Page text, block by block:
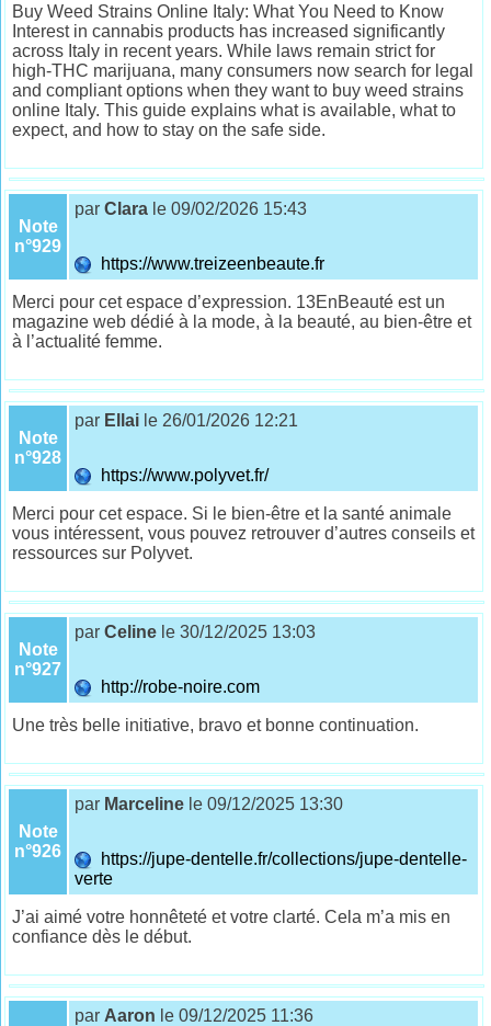
Buy Weed Strains Online Italy: What You Need to Know
Interest in cannabis products has increased significantly
across Italy in recent years. While laws remain strict for
high-THC marijuana, many consumers now search for legal
and compliant options when they want to buy weed strains
online Italy. This guide explains what is available, what to
expect, and how to stay on the safe side.
Note
n°929
parClara le 09/02/2026 15:43
https://www.treizeenbeaute.fr
Merci pour cet espace d’expression. 13EnBeauté est un
magazine web dédié à la mode, à la beauté, au bien-être et
à l’actualité femme.
Note
n°928
par Ellai le 26/01/2026 12:21
https://www.polyvet.fr/
Merci pour cet espace. Si le bien-être et la santé animale
vous intéressent, vous pouvez retrouver d’autres conseils et
ressources sur Polyvet.
Note
n°927
parCeline le 30/12/2025 13:03
http://robe-noire.com
Une très belle initiative, bravo et bonne continuation.
Note
n°926
par Marceline le 09/12/2025 13:30
https://jupe-dentelle.fr/collections/jupe-dentelle-
verte
J’ai aimé votre honnêteté et votre clarté. Cela m’a mis en
confiance dès le début.
par Aaron le 09/12/2025 11:36